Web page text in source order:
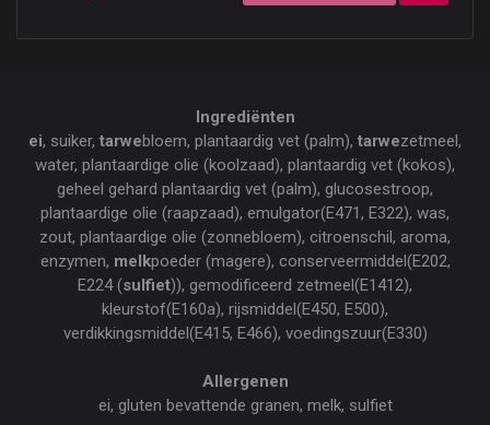
Ingrediënten
ei, suiker, tarwebloem, plantaardig vet (palm), tarwezetmeel,
water, plantaardige olie (koolzaad), plantaardig vet (kokos),
geheel gehard plantaardig vet (palm), glucosestroop,
plantaardige olie (raapzaad), emulgator(E471, E322), was,
zout, plantaardige olie (zonnebloem), citroenschil, aroma,
enzymen, melkpoeder (magere), conserveermiddel(E202,
E224 (sulfiet)), gemodificeerd zetmeel(E1412),
kleurstof(E160a), rijsmiddel(E450, E500),
verdikkingsmiddel(E415, E466), voedingszuur(E330)
Allergenen
ei, gluten bevattende granen, melk, sulfiet